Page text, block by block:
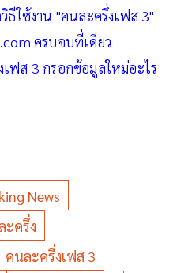
ธีใช้งาน "คนละครึ่งเฟส 3"
ครบจบที่เดียว
ฟส 3 กรอกข้อมูลใหม่อะไร
News
ะครึ่ง
คนละครึ่งเฟส 3